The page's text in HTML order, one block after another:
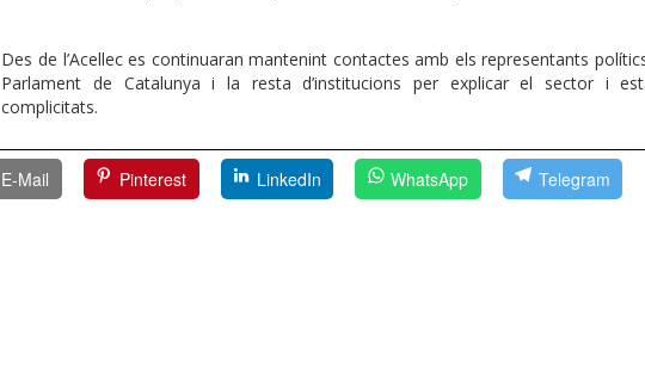
Des de l’Acellec es continuaran mantenint contactes amb els representants
Parlament de Catalunya i la resta d’institucions per explicar el sector i
complicitats.
E-Mail Pinterest LinkedIn WhatsApp Telegram